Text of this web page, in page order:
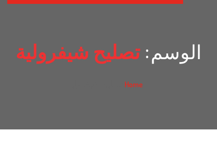
الوسم:تصليح شيفرولية
Home